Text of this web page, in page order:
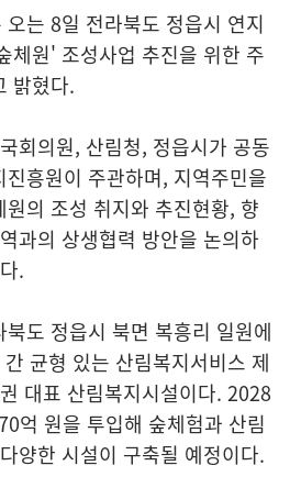
는 8일 전라북도 정읍시 연지
체원' 조성사업 추진을 위한 주
밝혔다.
회의원, 산림청, 정읍시가 공동
흥원이 주관하며, 지역주민을
의 조성 취지와 추진현황, 향
과의 상생협력 방안을 논의하
.
도 정읍시 북면 복흥리 일원에
균형 있는 산림복지서비스 제
대표 산림복지시설이다. 2028
억 원을 투입해 숲체험과 산림
양한 시설이 구축될 예정이다.